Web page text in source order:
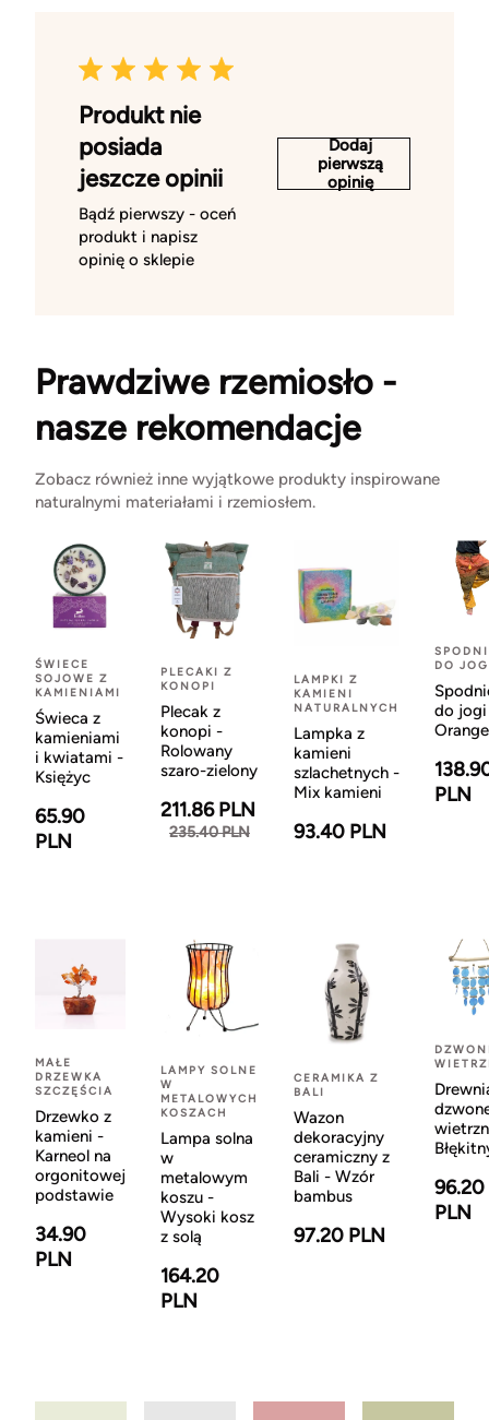
Produkt nie
posiada
jeszcze opinii
Bądź pierwszy - oceń
produkt i napisz
opinię o sklepie
Dodaj
pierwszą
opinię
Prawdziwe rzemiosło -
nasze rekomendacje
Zobacz również inne wyjątkowe produkty inspirowane
naturalnymi materiałami i rzemiosłem.
ŚWIECE
SOJOWE Z
KAMIENIAMI
Świeca z
kamieniami
i kwiatami -
Księżyc
65.90
PLN
PLECAKI Z
KONOPI
Plecak z
konopi -
Rolowany
szaro-zielony
211.86 PLN
235.40 PLN
LAMPKI Z
KAMIENI
NATURALNYCH
Lampka z
kamieni
szlachetnych -
Mix kamieni
93.40 PLN
DO
do
Orange
PLN
MAŁE
DRZEWKA
SZCZĘŚCIA
Drzewko z
kamieni -
Karneol na
orgonitowej
podstawie
34.90
PLN
LAMPY SOLNE
W
METALOWYCH
KOSZACH
Lampa solna
w
metalowym
koszu -
Wysoki kosz
z solą
164.20
PLN
CERAMIKA Z
BALI
Wazon
dekoracyjny
ceramiczny z
Bali - Wzór
bambus
97.20 PLN
96.20
PLN